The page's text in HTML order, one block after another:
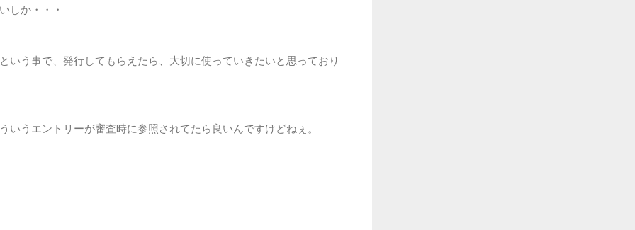
しか・・・
いう事で、発行してもらえたら、大切に使っていきたいと思っており
いうエントリーが審査時に参照されてたら良いんですけどねぇ。